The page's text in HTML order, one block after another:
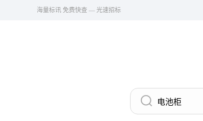
海量标讯 免费快查 — 光速招标